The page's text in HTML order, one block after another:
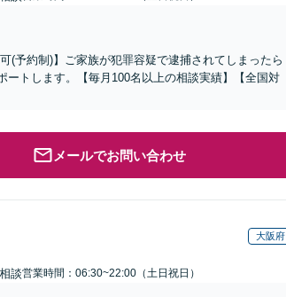
(予約制)】ご家族が犯罪容疑で逮捕されてしまったら
トします。【毎月100名以上の相談実績】【全国対
メールでお問い合わせ
大阪府
談営業時間：06:30~22:00（土日祝日）